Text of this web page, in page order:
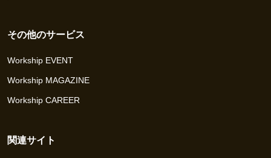
その他のサービス
Workship EVENT
Workship MAGAZINE
Workship CAREER
関連サイト